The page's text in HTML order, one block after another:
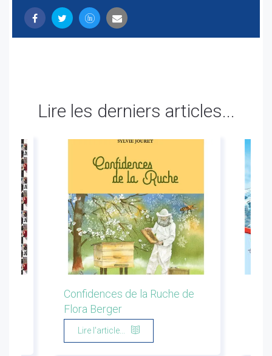
Lire les derniers articles...
Confidences de la Ruche de
Flora Berger
Lire l'article...